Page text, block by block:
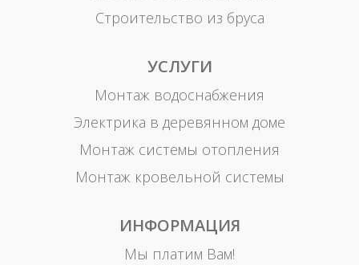
Строительство из бруса
УСЛУГИ
Монтаж водоснабжения
Электрика в деревянном доме
Монтаж системы отопления
Монтаж кровельной системы
ИНФОРМАЦИЯ
Мы платим Вам!